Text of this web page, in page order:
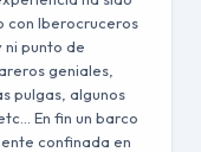
con Iberocruceros
ni punto de
geniales,
pulgas, algunos
En fin un barco
confinada en